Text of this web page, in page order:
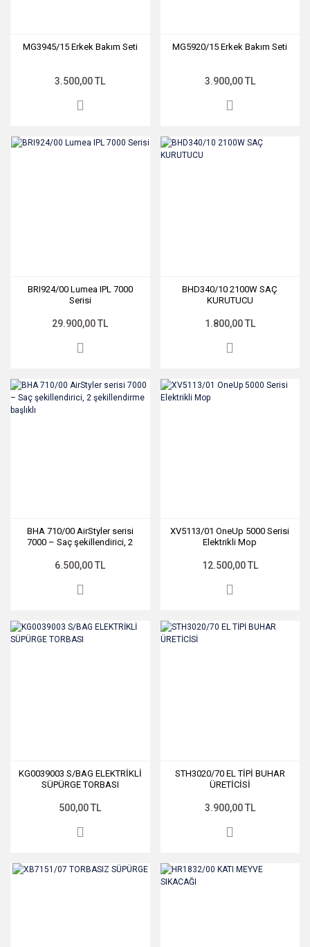
MG3945/15 Erkek Bakım Seti
3.500,00 TL
MG5920/15 Erkek Bakım Seti
3.900,00 TL
BRI924/00 Lumea IPL 7000
Serisi
29.900,00 TL
BHD340/10 2100W SAÇ
KURUTUCU
1.800,00 TL
BHA 710/00 AirStyler serisi
7000 – Saç şekillendirici, 2
6.500,00 TL
XV5113/01 OneUp 5000 Serisi
Elektrikli Mop
12.500,00 TL
KG0039003 S/BAG ELEKTRİKLİ
SÜPÜRGE TORBASI
500,00 TL
STH3020/70 EL TİPİ BUHAR
ÜRETİCİSİ
3.900,00 TL